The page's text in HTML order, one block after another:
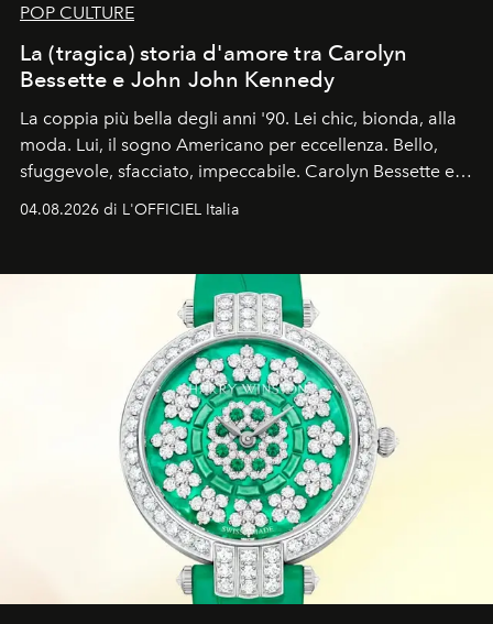
POP CULTURE
La (tragica) storia d'amore tra Carolyn
Bessette e John John Kennedy
La coppia più bella degli anni '90. Lei chic, bionda, alla
moda. Lui, il sogno Americano per eccellenza. Bello,
sfuggevole, sfacciato, impeccabile. Carolyn Bessette e
04.08.2026 di L'OFFICIEL Italia